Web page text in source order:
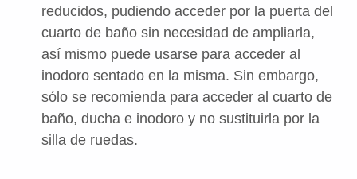
reducidos, pudiendo acceder por la puerta del
cuarto de baño sin necesidad de ampliarla,
así mismo puede usarse para acceder al
inodoro sentado en la misma. Sin embargo,
sólo se recomienda para acceder al cuarto de
baño, ducha e inodoro y no sustituirla por la
silla de ruedas.